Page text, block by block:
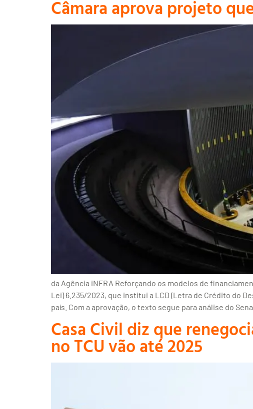
Câmara aprova projeto
da Agência iNFRA Reforçando os modelos de
Lei) 6.235/2023, que institui a LCD (Letra de Crédito do
país. Com a aprovação, o texto segue para análise do
Casa Civil diz que
no TCU vão até 2025